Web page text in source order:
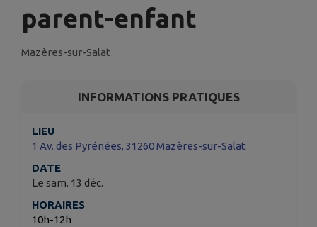
parent-enfant
Mazères-sur-Salat
INFORMATIONS PRATIQUES
LIEU
1 Av. des Pyrénées, 31260 Mazères-sur-Salat
DATE
Le sam. 13 déc.
HORAIRES
10h-12h